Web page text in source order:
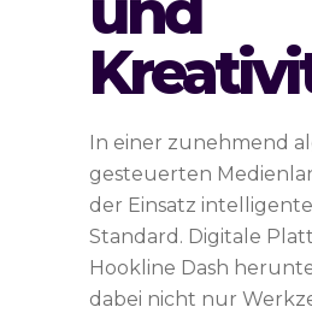
In einer zunehmend
gesteuerten
der Einsatz
Standard. Digitale
Hookline Dash
dabei nicht nur